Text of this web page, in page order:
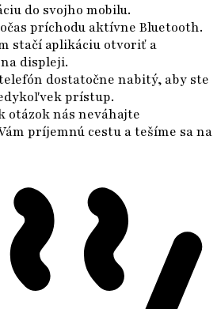
do svojho mobilu.
príchodu aktívne Bluetooth.
stačí aplikáciu otvoriť a
displeji.
dostatočne nabitý, aby ste
prístup.
otázok nás neváhajte
príjemnú cestu a tešíme sa na